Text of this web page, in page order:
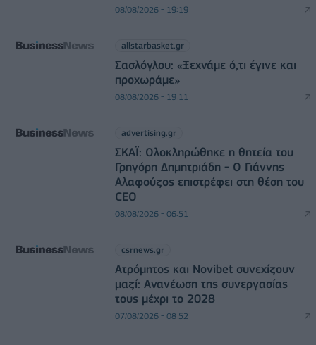
08/08/2026 - 19:19
allstarbasket.gr
Σασλόγλου: «Ξεχνάμε ό,τι έγινε και
προχωράμε»
08/08/2026 - 19:11
advertising.gr
ΣΚΑΪ: Ολοκληρώθηκε η θητεία του
Γρηγόρη Δημητριάδη - Ο Γιάννης
Αλαφούζος επιστρέφει στη θέση του
CEO
08/08/2026 - 06:51
csrnews.gr
Ατρόμητος και Novibet συνεχίζουν
μαζί: Ανανέωση της συνεργασίας
τους μέχρι το 2028
07/08/2026 - 08:52